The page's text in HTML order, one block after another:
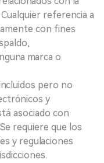
referencia a
con fines
marca o
pero no
y
asociado con
requiere que los
y regulaciones